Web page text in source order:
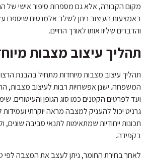
מקום הקבורה, אלא גם מספרות סיפור אישי של
באמצעות העיצוב ניתן לשלב אלמנטים שיספרו
והדברים שליוו אותו לאורך החיים.
תהליך עיצוב מצבות
תהליך עיצוב מצבות מיוחדות מתחיל בהבנת
המשפחה. ישנן אפשרויות רבות לעיצוב מצבות,
ועד לפרטים הקטנים כמו סוג הגופן והעיטורים.
גרניט יכול להעניק למצבה מראה יוקרתי
תכונות ייחודיות שמתאימות לתנאי סביבה שונים,
בקפידה.
לאחר בחירת החומר, ניתן לעצב את המצבה